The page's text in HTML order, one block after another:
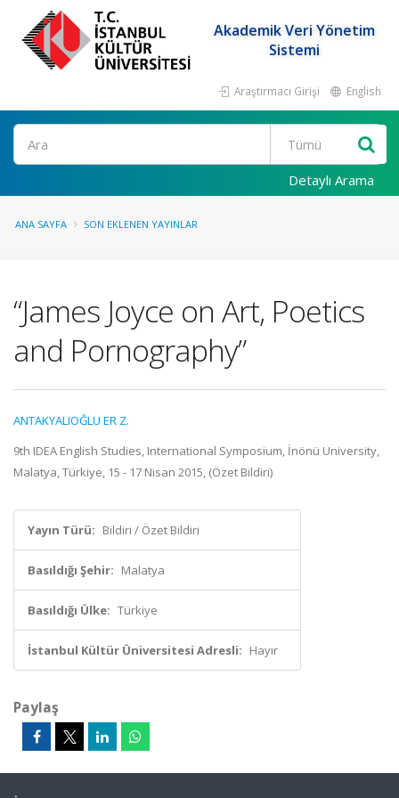
Akademik Veri Yönetim
Sistemi
Araştırmacı Girişi English
Ara
Detaylı Arama
ANA SAYFA SON EKLENEN YAYINLAR
“James Joyce on Art, Poetics
and Pornography”
ANTAKYALIOĞLU ER Z.
9th IDEA English Studies, International Symposium, İnönü University,
Malatya, Türkiye, 15 - 17 Nisan 2015, (Özet Bildiri)
Yayın Türü: Bildiri / Özet Bildiri
Basıldığı Şehir: Malatya
Basıldığı Ülke: Türkiye
İstanbul Kültür Üniversitesi Adresli: Hayır
Paylaş